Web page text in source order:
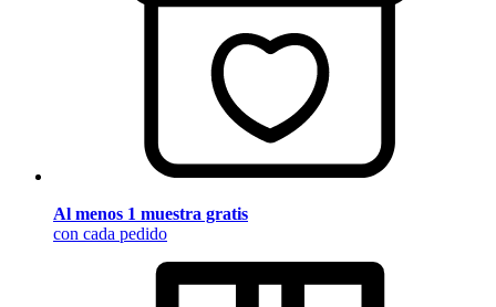
Al menos 1 muestra gratis
con cada pedido